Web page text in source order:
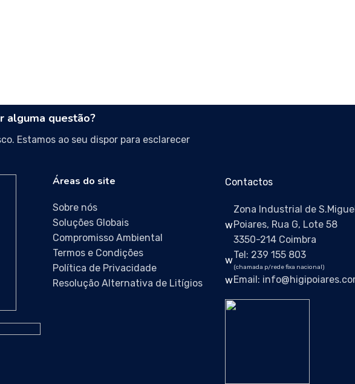
alguma questão?
Estamos ao seu dispor para esclarecer
Áreas do site
Sobre nós
Soluções Globais
Compromisso Ambiental
Termos e Condições
Política de Privacidade
Resolução Alternativa de Litígios
Contactos
Zona Industrial de
Poiares, Rua G, Lote 58
3350-214 Coimbra
Tel: 239 155 803
(chamada p/rede fixa nacional)
Email: